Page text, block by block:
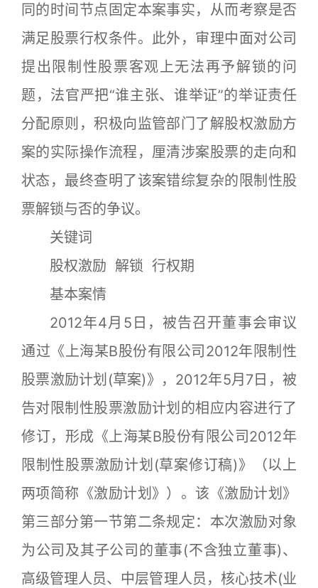
同的时间节点固定本案事实，从而考察是否
满足股票行权条件。此外，审理中面对公司
提出限制性股票客观上无法再予解锁的问
题，法官严把“谁主张、谁举证”的举证责任
分配原则，积极向监管部门了解股权激励方
案的实际操作流程，厘清涉案股票的走向和
状态，最终查明了该案错综复杂的限制性股
票解锁与否的争议。
关键词
股权激励 解锁 行权期
基本案情
2012年4月5日，被告召开董事会审议
通过《上海某B股份有限公司2012年限制性
股票激励计划(草案)》，2012年5月7日，被
告对限制性股票激励计划的相应内容进行了
修订，形成《上海某B股份有限公司2012年
限制性股票激励计划(草案修订稿)》（以上
两项简称《激励计划》）。该《激励计划》
第三部分第一节第二条规定：本次激励对象
为公司及其子公司的董事(不含独立董事)、
高级管理人员、中层管理人员，核心技术(业